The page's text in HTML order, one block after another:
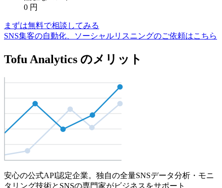
0 円
まずは無料で相談してみる
SNS集客の自動化、ソーシャルリスニングのご依頼はこちら
Tofu Analytics のメリット
安心の公式API認定企業。独自の全量SNSデータ分析・モニ
タリング技術とSNSの専門家がビジネスをサポート